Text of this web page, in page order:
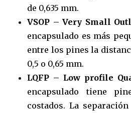
de 0,635 mm.
VSOP – Very Small
encapsulado es más
entre los pines la
0,5 o 0,65 mm.
LQFP – Low profile
encapsulado tiene
costados. La